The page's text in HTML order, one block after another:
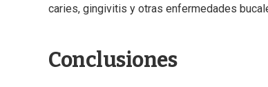
caries, gingivitis y otras enfermedades
Conclusiones